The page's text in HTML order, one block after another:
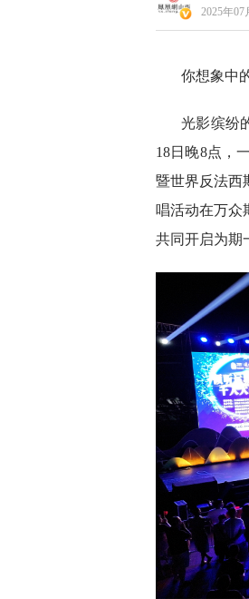
2025年07
你想象中
光影缤纷
18日晚8点，
暨世界反法西
唱活动在万众
共同开启为期